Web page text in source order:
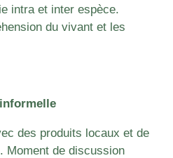
intra et inter espèce.
du vivant et les
des produits locaux et de
Moment de discussion